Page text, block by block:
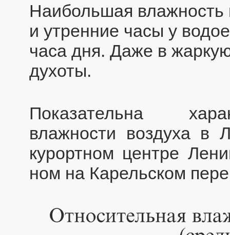
Наибольшая влажность
и утренние часы у
часа дня. Даже в
духоты.
Показательна
влажности воздуха в
курортном центре
ном на Карельском